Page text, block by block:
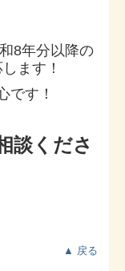
8年分以降の
ます！
です！
談くださ
▲ 戻る